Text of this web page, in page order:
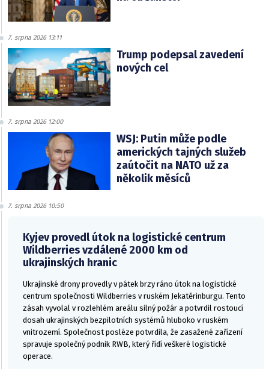
7. srpna 2026 13:11
Trump podepsal zavedení
nových cel
7. srpna 2026 12:00
WSJ: Putin může podle
amerických tajných služeb
zaútočit na NATO už za
několik měsíců
7. srpna 2026 10:50
Kyjev provedl útok na logistické centrum
Wildberries vzdálené 2000 km od
ukrajinských hranic
Ukrajinské drony provedly v pátek brzy ráno útok na logistické
centrum společnosti Wildberries v ruském Jekatěrinburgu. Tento
zásah vyvolal v rozlehlém areálu silný požár a potvrdil rostoucí
dosah ukrajinských bezpilotních systémů hluboko v ruském
vnitrozemí. Společnost posléze potvrdila, že zasažené zařízení
spravuje společný podnik RWB, který řídí veškeré logistické
operace.